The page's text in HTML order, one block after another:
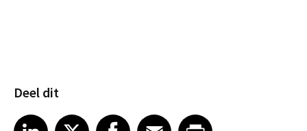
Deel dit
Share article on LinkedIn
LinkedIn
Share article on XShare article on Facebook
Facebook
Share article on Email
EmailShare article on Print